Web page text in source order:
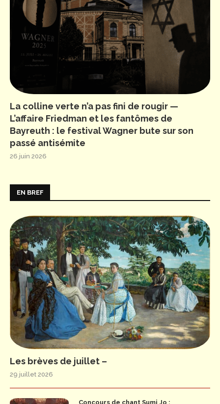
La colline verte n’a pas fini de rougir —
L’affaire Friedman et les fantômes de
Bayreuth : le festival Wagner bute sur son
passé antisémite
26 juin 2026
EN BREF
Les brèves de juillet –
29 juillet 2026
Concours de chant Sumi Jo :